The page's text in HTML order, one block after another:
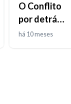
O Conflito
por detrás
de Todos
há 10 meses